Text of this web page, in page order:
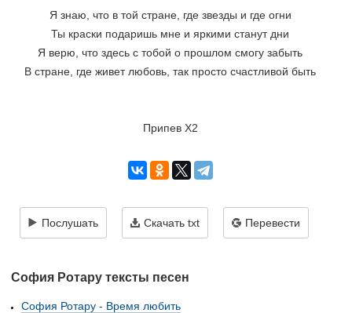
Я знаю, что в той стране, где звезды и где огни
Ты краски подаришь мне и яркими станут дни
Я верю, что здесь с тобой о прошлом смогу забыть
В стране, где живет любовь, так просто счастливой быть
Припев Х2
Послушать Скачать txt Перевести
София Ротару тексты песен
София Ротару - Время любить